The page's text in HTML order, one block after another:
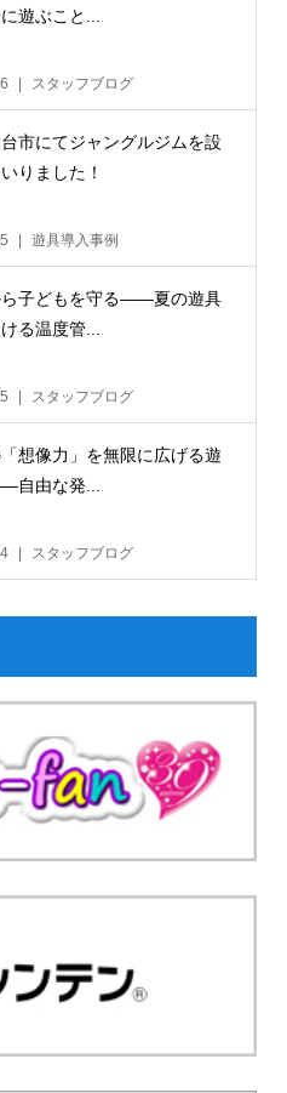
遊ぶこと...
スタッフブログ
市にてジャングルジムを設
りました！
遊具導入事例
ら子どもを守る——夏の遊具
る温度管...
スタッフブログ
想像力」を無限に広げる遊
自由な発...
スタッフブログ